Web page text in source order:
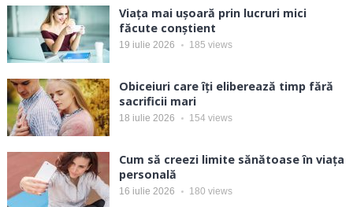
Viața mai ușoară prin lucruri mici
făcute conștient
19 iulie 2026 185 views
Obiceiuri care îți eliberează timp fără
sacrificii mari
18 iulie 2026 154 views
Cum să creezi limite sănătoase în viața
personală
16 iulie 2026 180 views